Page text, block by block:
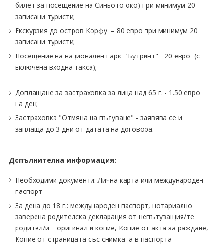
билет за посещение на Синьото око) при минимум 20
записани туристи;
Екскурзия до остров Корфу – 80 евро при минимум 20
записани туристи;
Посещение на национален парк "Бутринт" - 20 евро (с
включена входна такса);
Доплащане за застраховка за лица над 65 г. - 1.50 евро
на ден;
Застраховка "Отмяна на пътуване" - заявява се и
заплаща до 3 дни от датата на договора.
Допълнителна информация:
Необходими документи: Лична карта или международен
паспорт
За деца до 18 г.: международен паспорт, нотариално
заверена родителска декларация от непътуващия/те
родител/и – оригинал и копие, Копие от акта за раждане,
Копие от страницата със снимката в паспорта